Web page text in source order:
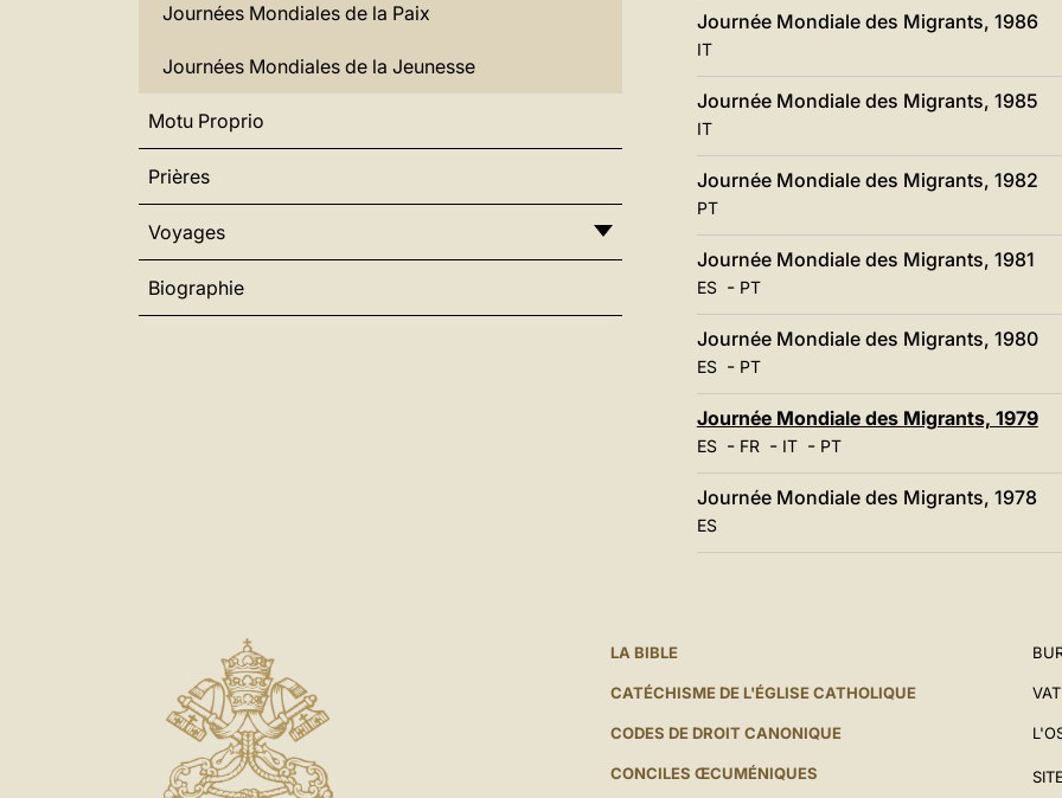
Journées Mondiales de la Paix
Journées Mondiales de la Jeunesse
Motu Proprio
Prières
Voyages
Biographie
Journée Mondiale des Migrants, 1986
IT
Journée Mondiale des Migrants, 1985
IT
Journée Mondiale des Migrants, 1982
PT
Journée Mondiale des Migrants, 1981
ES- PT
Journée Mondiale des Migrants, 1980
ES- PT
Journée Mondiale des Migrants, 1979
ES- FR- IT- PT
Journée Mondiale des Migrants, 1978
ES
LA BIBLE
CATÉCHISME DE L'ÉGLISE CATHOLIQUE
CODES DE DROIT CANONIQUE
CONCILES ŒCUMÉNIQUES